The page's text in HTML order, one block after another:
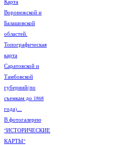
Карта
Воронежской и
Балашовской
областей.
Топографическая
карта
Саратовской и
Тамбовской
губерний(по
съемкам до 1868
года)...
В фотогалерею
"ИСТОРИЧЕСКИЕ
КАРТЫ"